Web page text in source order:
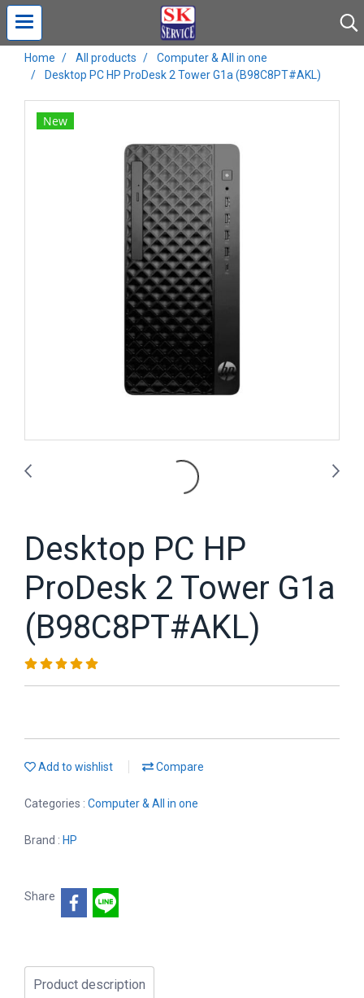
Home All products
Computer & All in one
Desktop PC HP ProDesk 2 Tower G1a (B98C8PT#AKL)
New
Desktop PC HP
ProDesk 2 Tower G1a
(B98C8PT#AKL)
Add to wishlist Compare
Categories : Computer & All in one
Brand : HP
Share
Product description